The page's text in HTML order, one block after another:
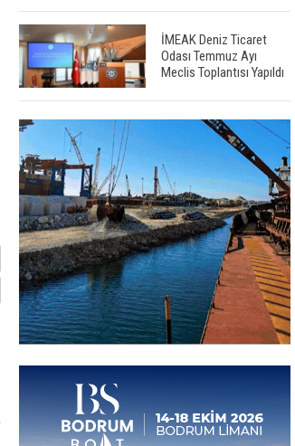
İMEAK Deniz Ticaret
Odası Temmuz Ayı
Meclis Toplantısı Yapıldı